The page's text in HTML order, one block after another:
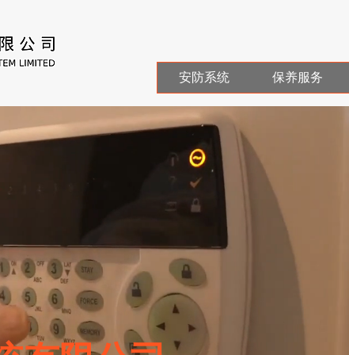
安防系统 保养服务